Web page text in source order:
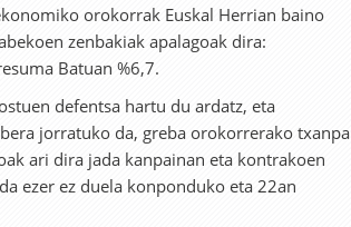
orokorrak Euskal Herrian baino
zenbakiak apalagoak dira:
Batuan %6,7.
defentsa hartu du ardatz, eta
jorratuko da, greba orokorrerako txanpa
ari dira jada kanpainan eta kontrakoen
ezer ez duela konponduko eta 22an